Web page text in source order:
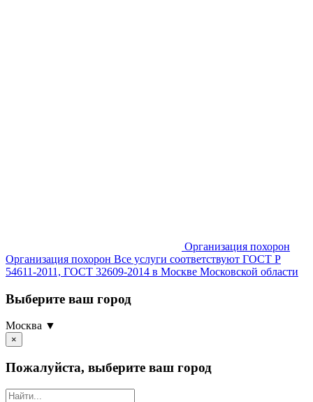
Организация похорон
Организация похорон Все услуги соответствуют ГОСТ Р
54611-2011, ГОСТ 32609-2014 в Москве Московской области
Выберите ваш город
Москва ▼
×
Пожалуйста, выберите ваш город